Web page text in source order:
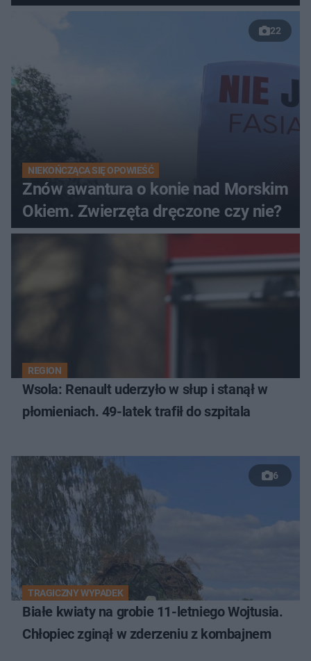
22
NIEKOŃCZĄCA SIĘ OPOWIEŚĆ
Znów awantura o konie nad Morskim
Okiem. Zwierzęta dręczone czy nie?
REGION
Wsola: Renault uderzyło w słup i stanął w
płomieniach. 49-latek trafił do szpitala
6
TRAGICZNY WYPADEK
Białe kwiaty na grobie 11-letniego Wojtusia.
Chłopiec zginął w zderzeniu z kombajnem